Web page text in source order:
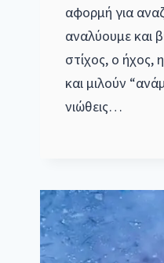
αφορμή για
αναλύουμε και
στίχος, ο
και μιλούν
νιώθεις…